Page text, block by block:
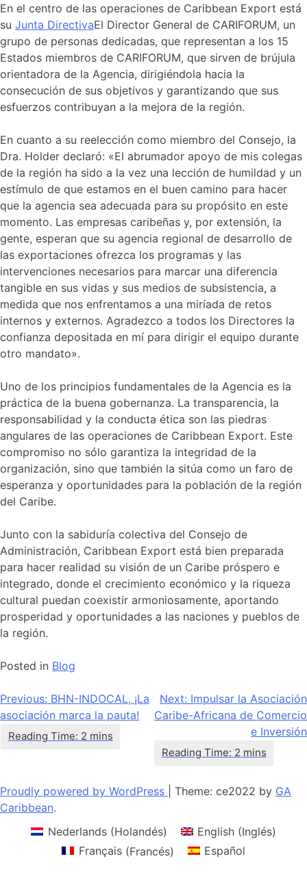
En el centro de las operaciones de Caribbean Export está
su Junta DirectivaEl Director General de CARIFORUM, un
grupo de personas dedicadas, que representan a los 15
Estados miembros de CARIFORUM, que sirven de brújula
orientadora de la Agencia, dirigiéndola hacia la
consecución de sus objetivos y garantizando que sus
esfuerzos contribuyan a la mejora de la región.
En cuanto a su reelección como miembro del Consejo, la
Dra. Holder declaró: «El abrumador apoyo de mis colegas
de la región ha sido a la vez una lección de humildad y un
estímulo de que estamos en el buen camino para hacer
que la agencia sea adecuada para su propósito en este
momento. Las empresas caribeñas y, por extensión, la
gente, esperan que su agencia regional de desarrollo de
las exportaciones ofrezca los programas y las
intervenciones necesarios para marcar una diferencia
tangible en sus vidas y sus medios de subsistencia, a
medida que nos enfrentamos a una miríada de retos
internos y externos. Agradezco a todos los Directores la
confianza depositada en mí para dirigir el equipo durante
otro mandato».
Uno de los principios fundamentales de la Agencia es la
práctica de la buena gobernanza. La transparencia, la
responsabilidad y la conducta ética son las piedras
angulares de las operaciones de Caribbean Export. Este
compromiso no sólo garantiza la integridad de la
organización, sino que también la sitúa como un faro de
esperanza y oportunidades para la población de la región
del Caribe.
Junto con la sabiduría colectiva del Consejo de
Administración, Caribbean Export está bien preparada
para hacer realidad su visión de un Caribe próspero e
integrado, donde el crecimiento económico y la riqueza
cultural puedan coexistir armoniosamente, aportando
prosperidad y oportunidades a las naciones y pueblos de
la región.
Posted in Blog
Navegación
de
Previous: BHN-INDOCAL, ¡La
asociación marca la pauta!
Next: Impulsar la Asociación
Caribe-Africana de Comercio
e Inversión
Proudly powered by WordPress Theme: ce2022 by GA
Caribbean.
Nederlands(Holandés) English(Inglés)
Français(Francés) Español